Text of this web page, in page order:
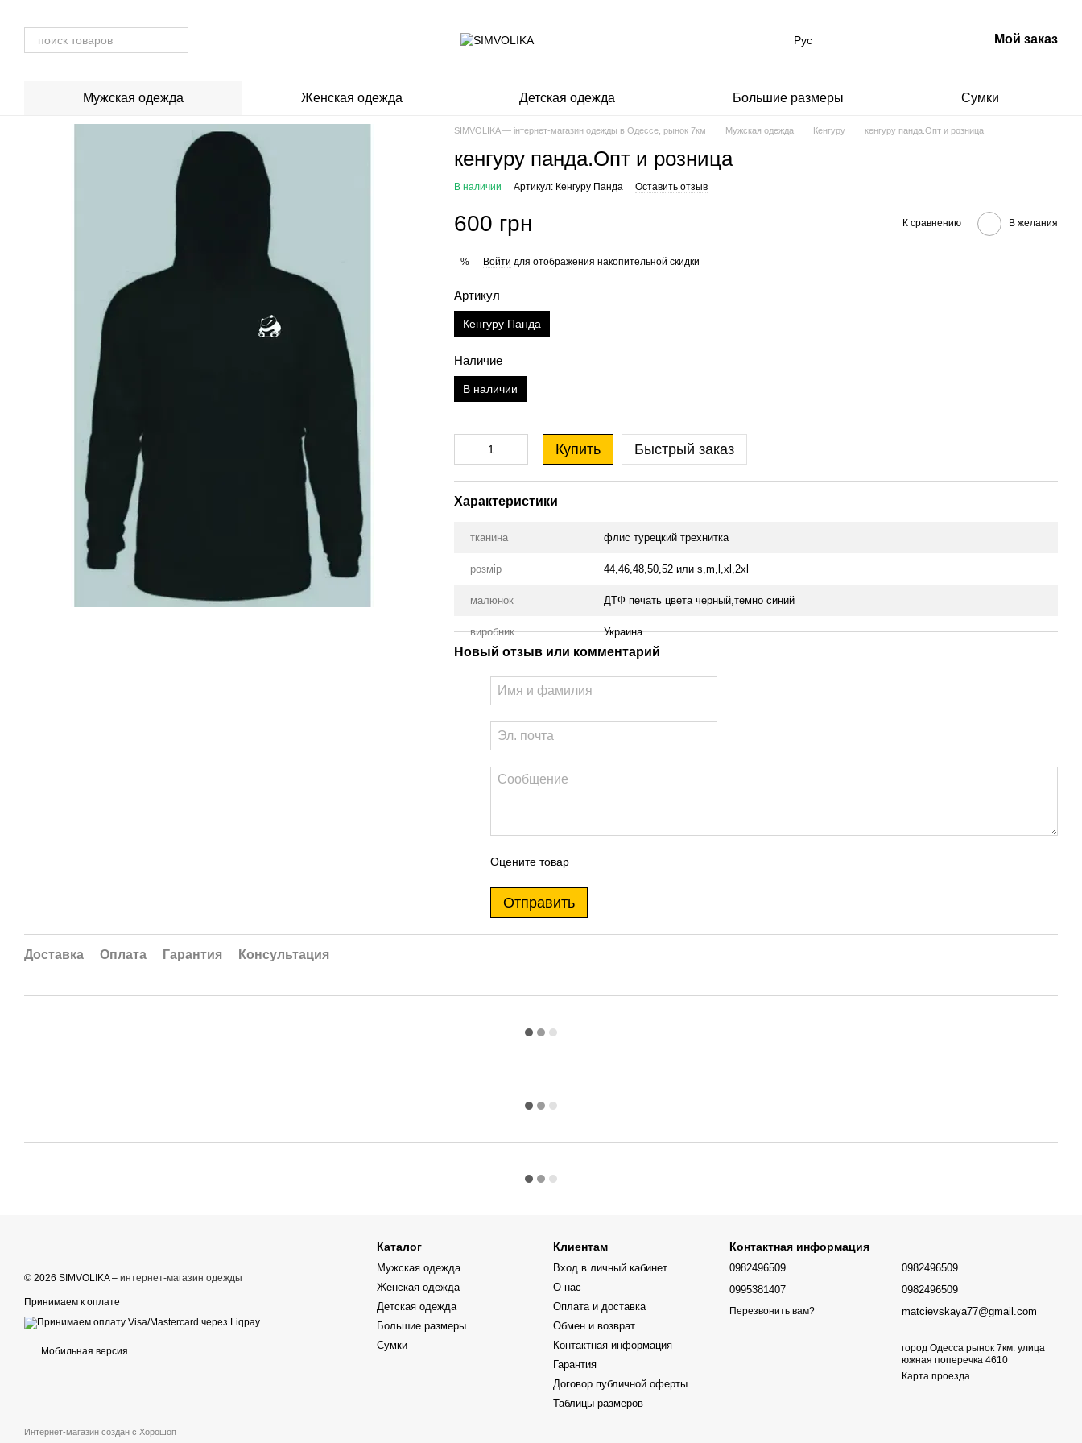
Рус Мой заказ
Мужская одежда Женская одежда Детская одежда Большие размеры Сумки
SIMVOLIKA — інтернет-магазин одежды в Одессе, рынок 7км Мужская одежда Кенгуру кенгуру панда.Опт и розница
кенгуру панда.Опт и розница
В наличии Артикул: Кенгуру Панда Оставить отзыв
600 грн К сравнению В желания
% Войти для отображения накопительной скидки
Артикул
Кенгуру Панда
Наличие
В наличии
Купить Быстрый заказ
Характеристики
тканина флис турецкий трехнитка
розмір 44,46,48,50,52 или s,m,l,xl,2xl
малюнок ДТФ печать цвета черный,темно синий
виробник Украина
Новый отзыв или комментарий
Оцените товар
Отправить
Доставка Оплата Гарантия Консультация
© 2026 SIMVOLIKA – интернет-магазин одежды
Принимаем к оплате
Мобильная версия
Интернет-магазин создан с Хорошоп
Каталог
Мужская одежда
Женская одежда
Детская одежда
Большие размеры
Сумки
Клиентам
Вход в личный кабинет
О нас
Оплата и доставка
Обмен и возврат
Контактная информация
Гарантия
Договор публичной оферты
Таблицы размеров
Контактная информация
0982496509
0995381407
Перезвонить вам?
0982496509
0982496509
matcievskaya77@gmail.com
город Одесса рынок 7км. улица
южная поперечка 4610
Карта проезда